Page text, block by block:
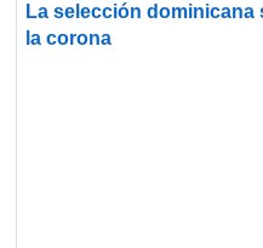
La selección
la corona